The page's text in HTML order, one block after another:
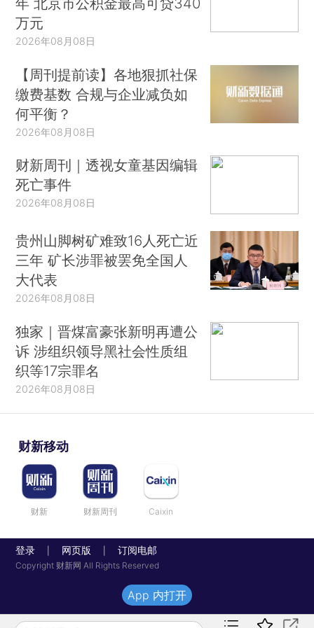
万元
2026年08月08日
【周刊提前读】各地狠抓社保
缴费基数 合规与企业减负如
何平衡？
2026年08月08日
财新周刊｜透视女童基因编辑
死亡事件
2026年08月08日
贵州山脚树矿难致16人死亡近
三年 矿长涉罪被罢免全国人
大代表
2026年08月08日
独家｜晋煤富豪张新明再遭公
诉 涉组织领导黑社会性质组
织等17宗罪名
2026年08月08日
财新移动
财新 财新周刊 Caixin
登录 网页版 订阅电邮
Copyright 财新网 All Rights Reserved
App 内打开